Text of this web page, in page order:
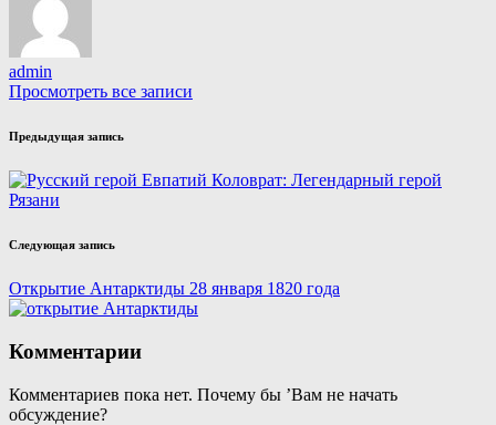
admin
Просмотреть все записи
Навигация
записи
Предыдущая запись
Евпатий Коловрат: Легендарный герой
Рязани
Следующая запись
Открытие Антарктиды 28 января 1820 года
Комментарии
Комментариев пока нет. Почему бы ’Вам не начать
обсуждение?